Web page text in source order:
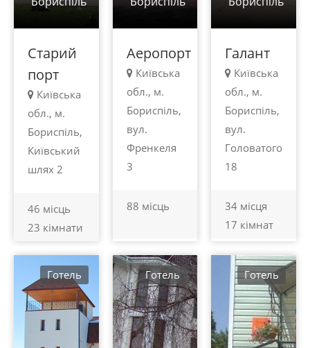
Старий
порт
Київська
обл., м.
Бориспіль,
Київський
шлях 2
46 місць
23 кімнати
Аеропорт
Київська
обл., м.
Бориспіль,
вул.
Френкеля
3
88 місць
Галант
Київська
обл., м.
Бориспіль,
вул.
Головатого
18
34 місця
17 кімнат
Готель Готель Готель